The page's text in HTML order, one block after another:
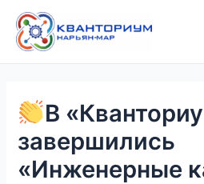
содержимому
В
завершились
«Инженерные
по
записям